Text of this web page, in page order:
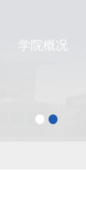
学院概况